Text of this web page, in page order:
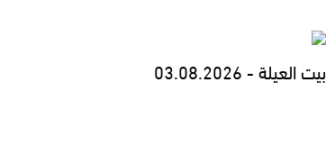
بيت العيلة - 03.08.2026